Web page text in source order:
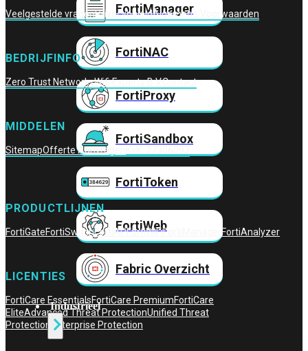
FortiManager
FortiNAC
FortiProxy
FortiSandbox
FortiToken
FortiWeb
Fabric Overzicht
Industrieel
Veelgestelde vragenPrivacybeleidAlgemene Voorwaarden
BEDRIJFINFO
Zero Trust NetworksWifi Experts B.V.Contact
MIDDELEN
SitemapOfferte Aanvragen
PRODUCTLIJNEN
FortiGateFortiSwitchFortiAPFortiWiFiFortiManager FortiAnalyzer
LICENTIES
FortiCare EssentialsFortiCare PremiumFortiCare
EliteAdvanced Threat ProtectionUnified Threat
Protection
Enterprise Protection